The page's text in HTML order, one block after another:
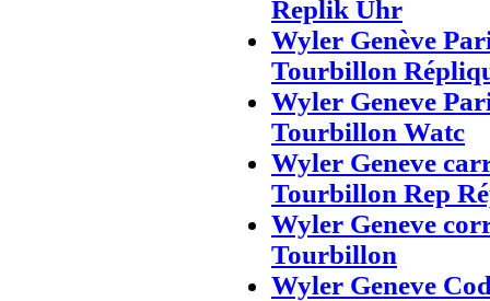
Replik Uhr
Wyler Genève
Tourbillon
Wyler Geneve
Tourbillon Watc
Wyler Geneve
Tourbillon Rep
Wyler Geneve
Tourbillon
Wyler Geneve